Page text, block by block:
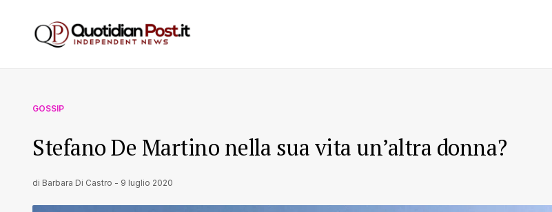
GOSSIP
Stefano De Martino nella sua vita un’altra donna?
di Barbara Di Castro - 9 luglio 2020